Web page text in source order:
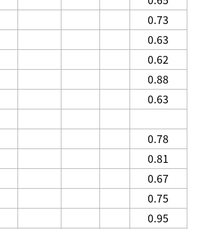
0.73
0.63
0.62
0.88
0.63
0.78
0.81
0.67
0.75
0.95